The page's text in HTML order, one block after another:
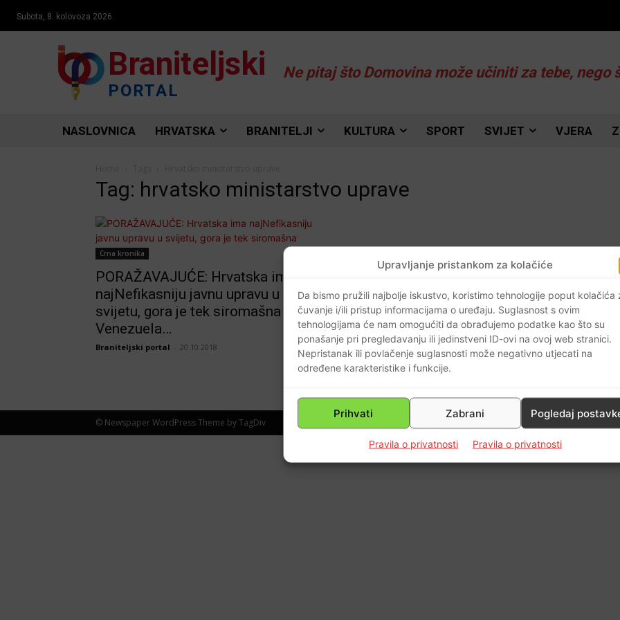
Upravljanje pristankom za kolačiće
Da bismo pružili najbolje iskustvo, koristimo tehnologije poput kolačića
čuvanje i/ili pristup informacijama o uređaju. Suglasnost s ovim
tehnologijama će nam omogućiti da obrađujemo podatke kao što su
ponašanje pri pregledavanju ili jedinstveni ID-ovi na ovoj web stranici.
Nepristanak ili povlačenje suglasnosti može negativno utjecati na
određene karakteristike i funkcije.
Prihvati Zabrani Pogledaj
Pravila o privatnosti Pravila o privatnosti
Subota, 8. kolovoza 2026.
Braniteljski
PORTAL
Ne pitaj što Domovina može učiniti za tebe, nego
NASLOVNICA HRVATSKA BRANITELJI KULTURA SPORT SVIJET VJERA
Tag: hrvatsko ministarstvo uprave
Crna kronika
PORAŽAVAJUĆE: Hrvatska ima
najNefikasniju javnu upravu u
svijetu, gora je tek siromašna
Venezuela…
Braniteljski portal 20.10.2018
© Newspaper WordPress Theme by TagDiv